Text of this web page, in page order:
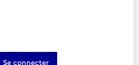
Se connecter